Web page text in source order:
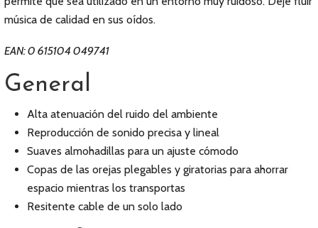
música de calidad en sus oídos.
EAN: 0 615104 049741
General
Alta atenuación del ruido del ambiente
Reproducción de sonido precisa y lineal
Suaves almohadillas para un ajuste cómodo
Copas de las orejas plegables y giratorias para ahorrar
espacio mientras los transportas
Resitente cable de un solo lado